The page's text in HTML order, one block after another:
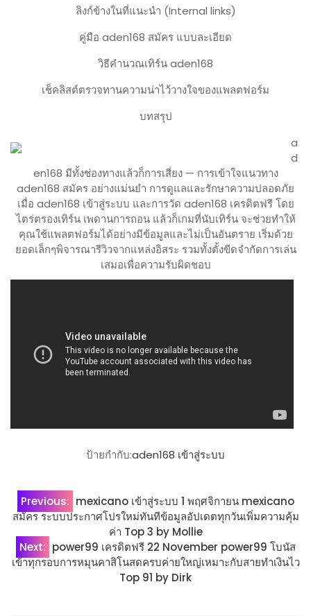
ลิงก์ข้างในที่แนะนำ (Internal links)
คู่มือ aden168 สมัคร แบบละเอียด
วิธีคำนวณเทิร์น aden168
เช็คลิสต์ตรวจทานความน่าไว้วางใจของแพลตฟอร์ม
บทสรุป
a
d
en168 มีทั้งช่องทางแล้วก็การเสี่ยง — การเข้าใจแนวทาง
aden168 สมัคร อย่างแม่นยำ การดูแลและรักษาความปลอดภัย
เมื่อ aden168 เข้าสู่ระบบ และการวัด aden168 เครดิตฟรี โดย
ไตร่ตรองเทิร์น เพดานการถอน แล้วก็เกมที่นับเทิร์น จะช่วยทำให้
คุณใช้แพลตฟอร์มได้อย่างมีข้อมูลและไม่เป็นอันตราย เริ่มด้วย
ยอดเล็กๆพิจารณารีวิวจากแหล่งอิสระ รวมทั้งตั้งขีดจำกัดการเล่น
เสมอเพื่อความรับผิดชอบ
ป้ายกำกับ:aden168 เข้าสู่ระบบ
แนะแนว
เรื่อง
Previous: mexicano เข้าสู่ระบบ 1 พฤศจิกายน mexicano
สมัคร ระบบประกาศโปรใหม่ทันทีข้อมูลอัปเดตทุกวันเพิ่มความคุ้ม
ค่า Top 3 by Mollie
Next: power99 เครดิตฟรี 22 November power99 โบนัส
เข้าทุกรอบการหมุนคาสิโนสดครบค่ายใหญ่เหมาะกับสายทำเงินไว
Top 91 by Dirk